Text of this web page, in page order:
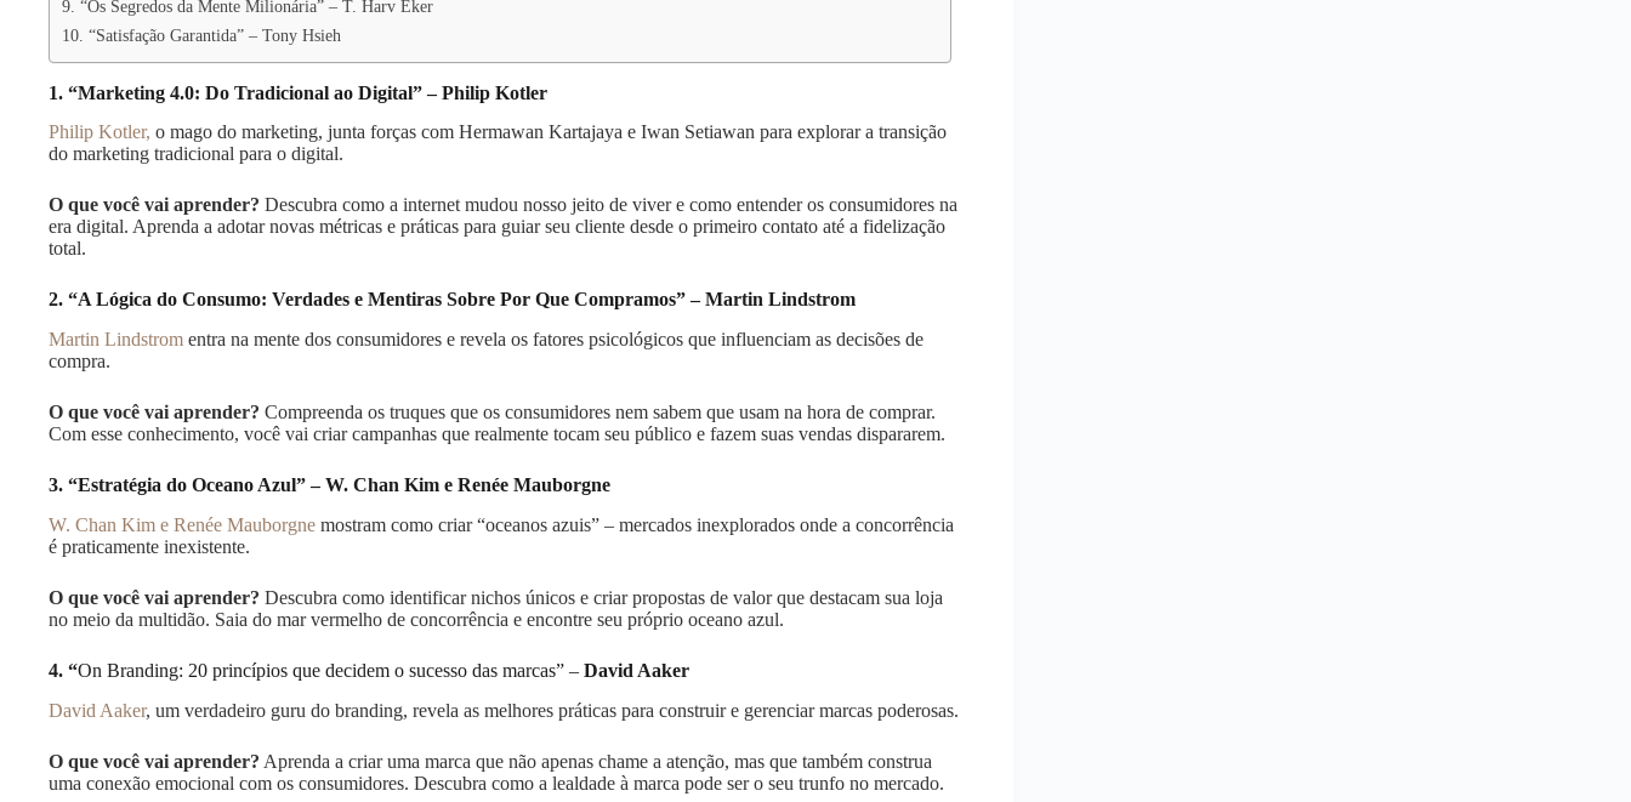
9. “Os Segredos da Mente Milionária” – T. Harv Eker
10. “Satisfação Garantida” – Tony Hsieh
1. “Marketing 4.0: Do Tradicional ao Digital” – Philip Kotler
Philip Kotler, o mago do marketing, junta forças com Hermawan Kartajaya e Iwan Setiawan para explorar a transição
do marketing tradicional para o digital.
O que você vai aprender? Descubra como a internet mudou nosso jeito de viver e como entender os consumidores na
era digital. Aprenda a adotar novas métricas e práticas para guiar seu cliente desde o primeiro contato até a fidelização
total.
2. “A Lógica do Consumo: Verdades e Mentiras Sobre Por Que Compramos” – Martin Lindstrom
Martin Lindstrom entra na mente dos consumidores e revela os fatores psicológicos que influenciam as decisões de
compra.
O que você vai aprender? Compreenda os truques que os consumidores nem sabem que usam na hora de comprar.
Com esse conhecimento, você vai criar campanhas que realmente tocam seu público e fazem suas vendas dispararem.
3. “Estratégia do Oceano Azul” – W. Chan Kim e Renée Mauborgne
W. Chan Kim e Renée Mauborgne mostram como criar “oceanos azuis” – mercados inexplorados onde a concorrência
é praticamente inexistente.
O que você vai aprender? Descubra como identificar nichos únicos e criar propostas de valor que destacam sua loja
no meio da multidão. Saia do mar vermelho de concorrência e encontre seu próprio oceano azul.
4. “On Branding: 20 princípios que decidem o sucesso das marcas” – David Aaker
David Aaker, um verdadeiro guru do branding, revela as melhores práticas para construir e gerenciar marcas poderosas.
O que você vai aprender? Aprenda a criar uma marca que não apenas chame a atenção, mas que também construa
uma conexão emocional com os consumidores. Descubra como a lealdade à marca pode ser o seu trunfo no mercado.